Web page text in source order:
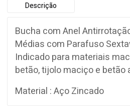
Descrição
Bucha com Anel
Médias com Parafuso
Indicado para materiais
betão, tijolo maciço e betão
Material : Aço Zincado